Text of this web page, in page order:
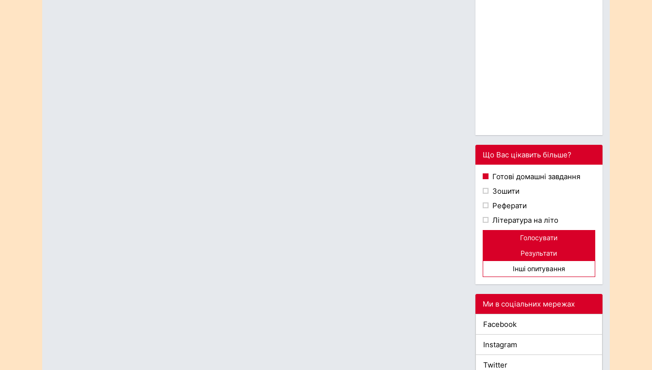
Що Вас цікавить більше?
Готові домашні завдання
Зошити
Реферати
Література на літо
Голосувати
Результати
Інші опитування
Ми в соціальних мережах
Facebook
Instagram
Twitter